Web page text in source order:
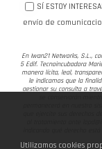
SÍ ESTOY
envío de
En Iwan21 Networks, S.L.,
5 Edif. Tecnoincubadora
manera lícita, leal,
le indicamos que la
gestionar su consulta a
indicando qué derecho
Utilizamos cookies